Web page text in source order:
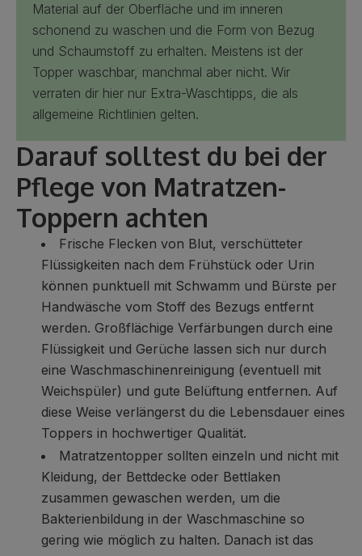
Material auf der Oberfläche und im inneren
schonend zu waschen und die Form von Bezug
und Schaumstoff zu erhalten. Meistens ist der
Topper waschbar, manchmal aber nicht. Wir
verraten dir hier nur Extra-Waschtipps, die als
allgemeine Richtlinien gelten.
Darauf solltest du bei der
Pflege von Matratzen-
Toppern achten
Frische Flecken von Blut, verschütteter
Flüssigkeiten nach dem Frühstück oder Urin
können punktuell mit Schwamm und Bürste per
Handwäsche vom Stoff des Bezugs entfernt
werden. Großflächige Verfärbungen durch eine
Flüssigkeit und Gerüche lassen sich nur durch
eine Waschmaschinenreinigung (eventuell mit
Weichspüler) und gute Belüftung entfernen. Auf
diese Weise verlängerst du die Lebensdauer eines
Toppers in hochwertiger Qualität.
Matratzentopper sollten einzeln und nicht mit
Kleidung, der Bettdecke oder Bettlaken
zusammen gewaschen werden, um die
Bakterienbildung in der Waschmaschine so
gering wie möglich zu halten. Danach ist das